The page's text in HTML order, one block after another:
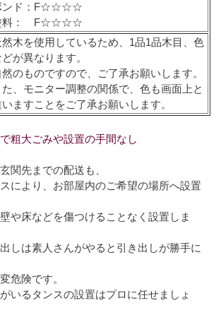
ンド：F☆☆☆☆
料： F☆☆☆☆
然木を使用しているため、1品1品木目、色
どが異なります。
然のものですので、ご了承お願いします。
た、モニター調整の関係で、色も画面上と
ますことをご了承お願いします。
粗大ごみや設置の手間なし
関先までの配送も、
により、お部屋内のご希望の場所へ設置
や床などを傷つけることなく設置しま
しは素人さんがやると引き出しが勝手に
危険です。
いるタンスの設置はプロに任せましょ